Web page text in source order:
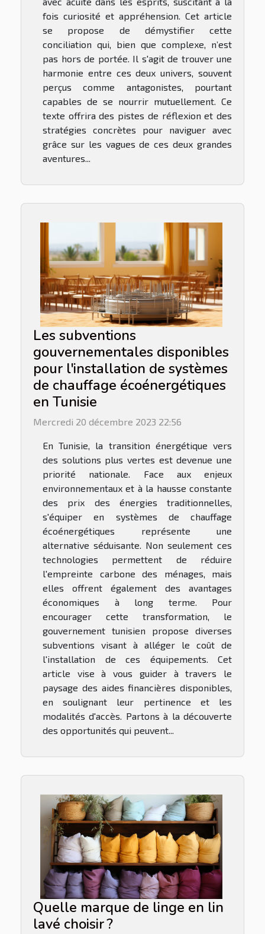
fois curiosité et appréhension. Cet article
se propose de démystifier cette
conciliation qui, bien que complexe, n’est
pas hors de portée. Il s'agit de trouver une
harmonie entre ces deux univers, souvent
perçus comme antagonistes, pourtant
capables de se nourrir mutuellement. Ce
texte offrira des pistes de réflexion et des
stratégies concrètes pour naviguer avec
grâce sur les vagues de ces deux grandes
aventures...
Les subventions
gouvernementales disponibles
pour l'installation de systèmes
de chauffage écoénergétiques
en Tunisie
Mercredi 20 décembre 2023 22:56
En Tunisie, la transition énergétique vers
des solutions plus vertes est devenue une
priorité nationale. Face aux enjeux
environnementaux et à la hausse constante
des prix des énergies traditionnelles,
s'équiper en systèmes de chauffage
écoénergétiques représente une
alternative séduisante. Non seulement ces
technologies permettent de réduire
l'empreinte carbone des ménages, mais
elles offrent également des avantages
économiques à long terme. Pour
encourager cette transformation, le
gouvernement tunisien propose diverses
subventions visant à alléger le coût de
l'installation de ces équipements. Cet
article vise à vous guider à travers le
paysage des aides financières disponibles,
en soulignant leur pertinence et les
modalités d'accès. Partons à la découverte
des opportunités qui peuvent...
Quelle marque de linge en lin
lavé choisir ?